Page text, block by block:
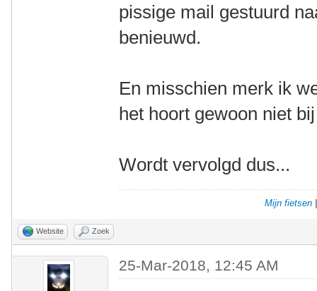
pissige mail gestuurd
benieuwd.
En misschien merk ik
het hoort gewoon niet
Wordt vervolgd dus...
Mijn fietsen
Website Zoek
25-Mar-2018, 12:45 AM